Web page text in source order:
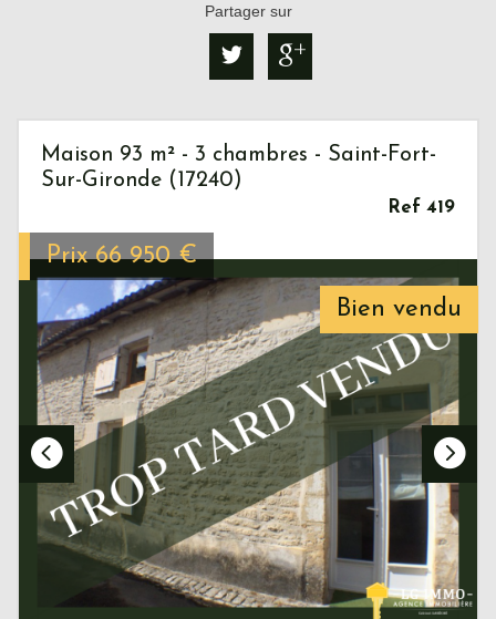
Partager sur
Bien vendu
Maison 93 m² - 3 chambres - Saint-Fort-
Sur-Gironde (17240)
Ref 419
Prix 66 950 €